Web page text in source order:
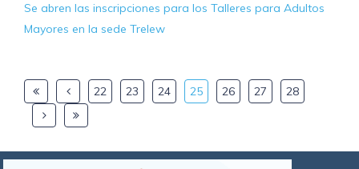
Se abren las inscripciones para los Talleres para Adultos
Mayores en la sede Trelew
22 23 24 25 26 27 28